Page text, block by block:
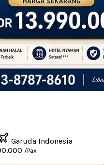
Garuda Indonesia
/Pax